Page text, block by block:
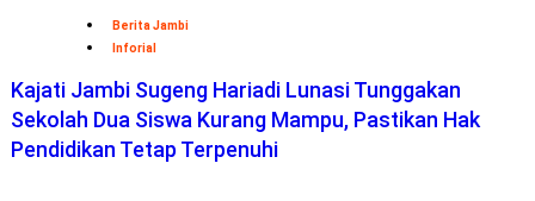
Berita Jambi
Inforial
Kajati Jambi Sugeng Hariadi Lunasi Tunggakan
Sekolah Dua Siswa Kurang Mampu, Pastikan Hak
Pendidikan Tetap Terpenuhi